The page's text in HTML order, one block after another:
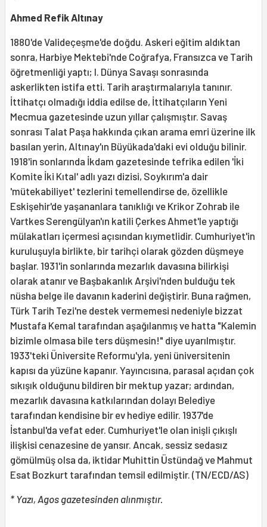
Ahmed Refik Altınay
1880'de Valideçeşme'de doğdu. Askeri eğitim aldıktan
sonra, Harbiye Mektebi'nde Coğrafya, Fransızca ve Tarih
öğretmenliği yaptı; I. Dünya Savaşı sonrasında
askerlikten istifa etti. Tarih araştırmalarıyla tanınır.
İttihatçı olmadığı iddia edilse de, İttihatçıların Yeni
Mecmua gazetesinde uzun yıllar çalışmıştır. Savaş
sonrası Talat Paşa hakkında çıkan arama emri üzerine ilk
basılan yerin, Altınay'ın Büyükada'daki evi olduğu bilinir.
1918'in sonlarında İkdam gazetesinde tefrika edilen 'İki
Komite İki Kıtal' adlı yazı dizisi, Soykırım'a dair
'mütekabiliyet' tezlerini temellendirse de, özellikle
Eskişehir'de yaşananlara tanıklığı ve Krikor Zohrab ile
Vartkes Serengülyan'ın katili Çerkes Ahmet'le yaptığı
mülakatları içermesi açısından kıymetlidir. Cumhuriyet'in
kuruluşuyla birlikte, bir tarihçi olarak gözden düşmeye
başlar. 1931'in sonlarında mezarlık davasına bilirkişi
olarak atanır ve Başbakanlık Arşivi'nden bulduğu tek
nüsha belge ile davanın kaderini değiştirir. Buna rağmen,
Türk Tarih Tezi'ne destek vermemesi nedeniyle bizzat
Mustafa Kemal tarafından aşağılanmış ve hatta "Kalemin
bizimle olmasa bile ters düşmesin!" diye uyarılmıştır.
1933'teki Üniversite Reformu'yla, yeni üniversitenin
kapısı da yüzüne kapanır. Yayıncısına, parasal açıdan çok
sıkışık olduğunu bildiren bir mektup yazar; ardından,
mezarlık davasına katkılarından dolayı Belediye
tarafından kendisine bir ev hediye edilir. 1937'de
İstanbul'da vefat eder. Cumhuriyet'le olan inişli çıkışlı
ilişkisi cenazesine de yansır. Ancak, sessiz sedasız
gömülmüş olsa da, iktidar Muhittin Üstündağ ve Mahmut
Esat Bozkurt tarafından temsil edilmiştir. (TN/ECD/AS)
* Yazı, Agos gazetesinden alınmıştır.